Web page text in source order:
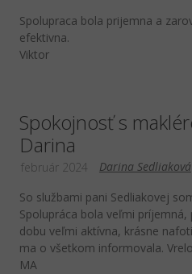
Spolupraca bola prijemna a
efektivna.
Viktor
Spokojnosť s
Darina
Darina Sedliaková
február 2024
So službami pani Sedliakovej
Spolupráca bola veľmi príjemná,
dobu veľmi aktívna, krásne
ma o všetkom informovala.
MA